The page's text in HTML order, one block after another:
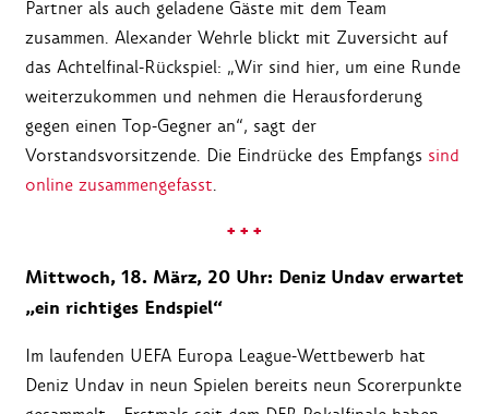
Partner als auch geladene Gäste mit dem Team
zusammen. Alexander Wehrle blickt mit Zuversicht auf
das Achtelfinal-Rückspiel: „Wir sind hier, um eine Runde
weiterzukommen und nehmen die Herausforderung
gegen einen Top-Gegner an“, sagt der
Vorstandsvorsitzende. Die Eindrücke des Empfangs sind
online zusammengefasst.
+ + +
Mittwoch, 18. März, 20 Uhr: Deniz Undav erwartet
„ein richtiges Endspiel“
Im laufenden UEFA Europa League-Wettbewerb hat
Deniz Undav in neun Spielen bereits neun Scorerpunkte